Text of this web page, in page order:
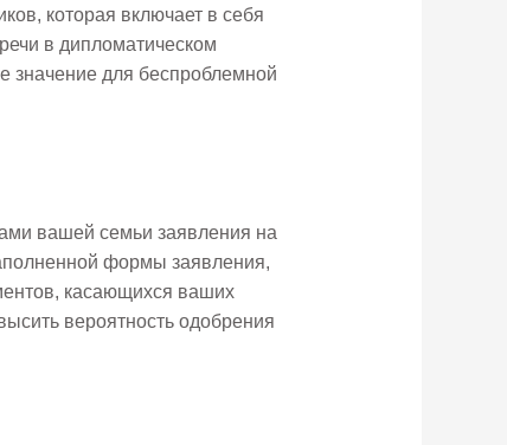
которая включает в себя
в дипломатическом
значение для беспроблемной
вашей семьи заявления на
формы заявления,
касающихся ваших
вероятность одобрения